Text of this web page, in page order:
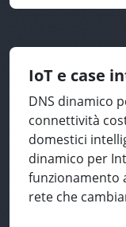
IoT e case
DNS dinamico
connettività
domestici
dinamico per
funzionamento
rete che